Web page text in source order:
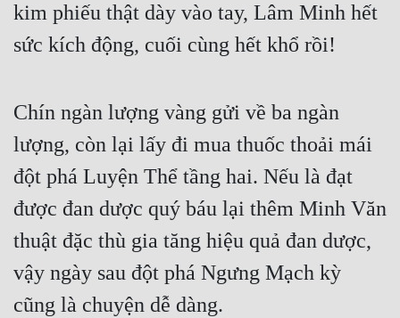
kim phiếu thật dày vào tay, Lâm Minh hết
sức kích động, cuối cùng hết khổ rồi!
Chín ngàn lượng vàng gửi về ba ngàn
lượng, còn lại lấy đi mua thuốc thoải mái
đột phá Luyện Thể tầng hai. Nếu là đạt
được đan dược quý báu lại thêm Minh Văn
thuật đặc thù gia tăng hiệu quả đan dược,
vậy ngày sau đột phá Ngưng Mạch kỳ
cũng là chuyện dễ dàng.